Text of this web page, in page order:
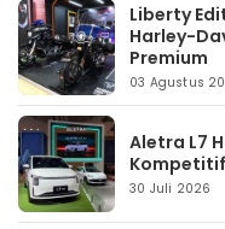
Liberty
Harley-
Premium
03 Agustus
Aletra L7
30 Juli 2026